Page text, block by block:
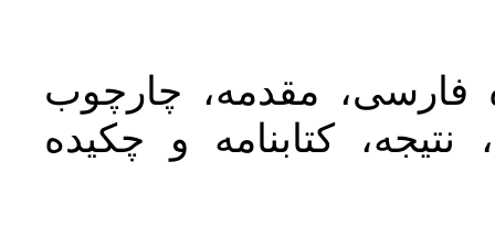
فارسی، مقدمه، چارچوب
کتابنامه و چکیده